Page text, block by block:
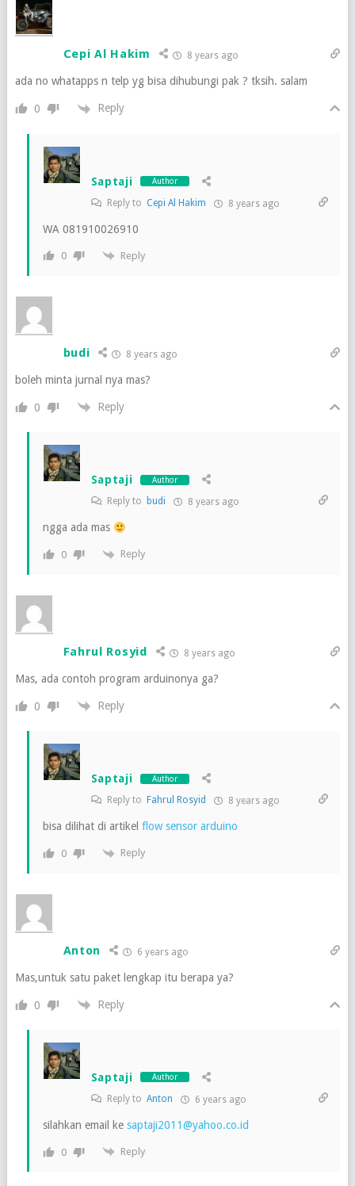
Cepi Al Hakim 8 years ago
ada no whatapps n telp yg bisa dihubungi pak ? tksih. salam
0 Reply
Saptaji Author
Reply to Cepi Al Hakim 8 years ago
WA 081910026910
0 Reply
budi 8 years ago
boleh minta jurnal nya mas?
0 Reply
Saptaji Author
Reply to budi 8 years ago
ngga ada mas
0 Reply
Fahrul Rosyid 8 years ago
Mas, ada contoh program arduinonya ga?
0 Reply
Saptaji Author
Reply to Fahrul Rosyid 8 years ago
bisa dilihat di artikel flow sensor arduino
0 Reply
Anton 6 years ago
Mas,untuk satu paket lengkap itu berapa ya?
0 Reply
Saptaji Author
Reply to Anton 6 years ago
silahkan email ke saptaji2011@yahoo.co.id
0 Reply